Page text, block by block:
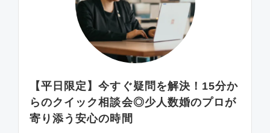
【平日限定】今すぐ疑問を解決！15分か
らのクイック相談会◎少人数婚のプロが
寄り添う安心の時間